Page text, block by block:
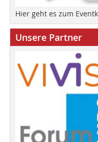
Hier geht es zum
Unsere Partner